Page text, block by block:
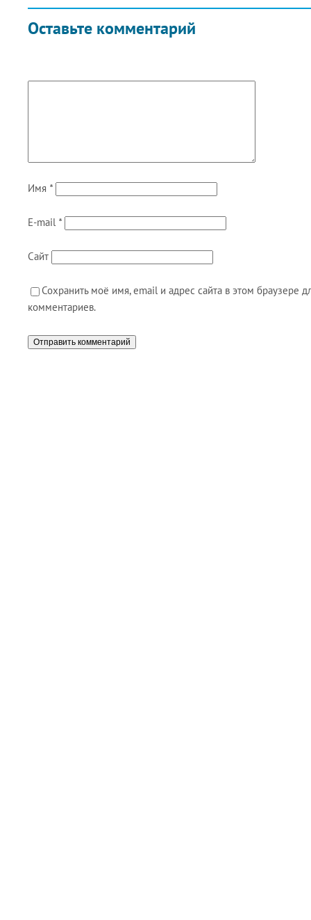
Оставьте комментарий
Имя *
E-mail *
Сайт
Сохранить моё имя, email и адрес сайта в этом браузере
комментариев.